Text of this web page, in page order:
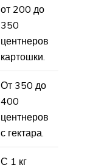
от 200 до
350
центнеров
картошки.
От 350 до
400
центнеров
с гектара.
С 1 кг